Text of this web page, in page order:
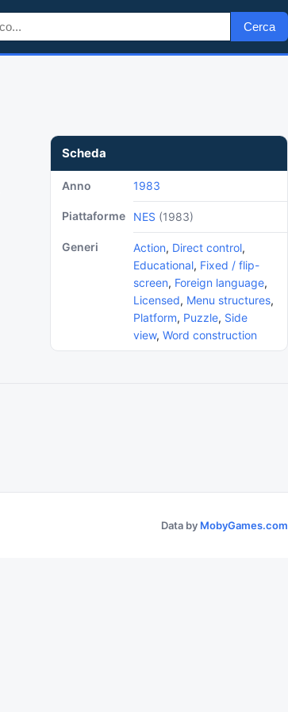
Cerca
Scheda
Anno 1983
Piattaforme NES (1983)
Generi Action, Direct control,
Educational, Fixed / flip-
screen, Foreign language,
Licensed, Menu structures,
Platform, Puzzle, Side
view, Word construction
Data by MobyGames.com